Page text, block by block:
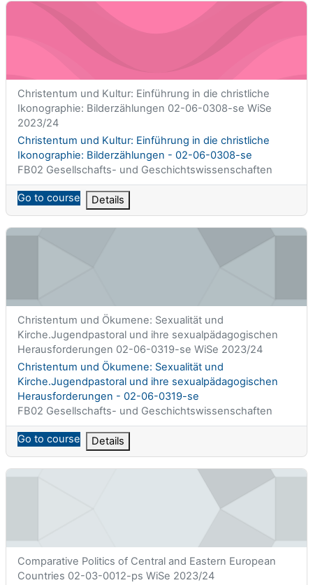
Christentum und Kultur: Einführung in die christliche
Titolo abbreviato del corso
Christentum und Kultur: Einführung in die christliche
Ikonographie: Bilderzählungen 02-06-0308-se WiSe
2023/24
Titolo del corso
Christentum und Kultur: Einführung in die christliche
Ikonographie: Bilderzählungen - 02-06-0308-se
Categoria di corsi
FB02 Gesellschafts- und Geschichtswissenschaften
Go to course Details
Christentum und Ökumene: Sexualität und
Titolo abbreviato del corso
Christentum und Ökumene: Sexualität und
Kirche.Jugendpastoral und ihre sexualpädagogischen
Herausforderungen 02-06-0319-se WiSe 2023/24
Titolo del corso
Christentum und Ökumene: Sexualität und
Kirche.Jugendpastoral und ihre sexualpädagogischen
Herausforderungen - 02-06-0319-se
Categoria di corsi
FB02 Gesellschafts- und Geschichtswissenschaften
Go to course Details
Comparative Politics of Central and Eastern European
Titolo abbreviato del corso
Comparative Politics of Central and Eastern European
Countries 02-03-0012-ps WiSe 2023/24